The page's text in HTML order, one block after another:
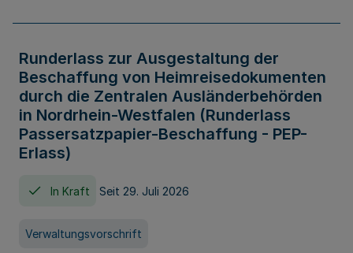
Runderlass zur Ausgestaltung der
Beschaffung von Heimreisedokumenten
durch die Zentralen Ausländerbehörden
in Nordrhein-Westfalen (Runderlass
Passersatzpapier-Beschaffung - PEP-
Erlass)
In Kraft Seit 29. Juli 2026
Verwaltungsvorschrift